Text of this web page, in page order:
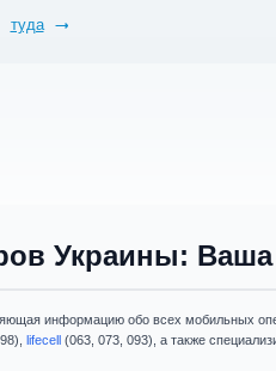
туда
Украины: Ваша
информацию обо всех мобильных
lifecell(063, 073, 093), а также